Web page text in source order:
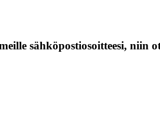
sähköpostiosoitteesi, niin